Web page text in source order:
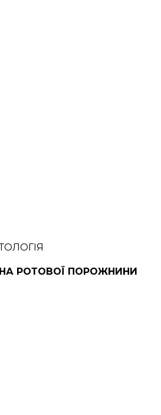
РОТОВОЇ ПОРОЖНИНИ